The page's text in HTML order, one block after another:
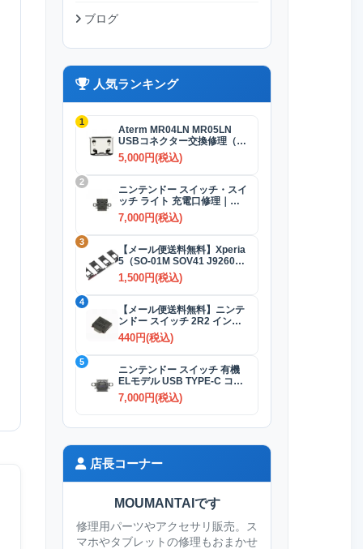
ブログ
人気ランキング
1
Aterm MR04LN MR05LN
USBコネクター交換修理（充
電）
5,000円(税込)
2
ニンテンドー スイッチ・スイ
ッチ ライト 充電口修理｜
USB-Cコネクター 交換修理
7,000円(税込)
3
【メール便送料無料】Xperia
5（SO-01M SOV41 J9260）
SIMカードトレイ 全4色
1,500円(税込)
4
【メール便送料無料】ニンテ
ンドー スイッチ 2R2 インダ
クタ(コイル)
440円(税込)
5
ニンテンドー スイッチ 有機
ELモデル USB TYPE-C コネ
クター交換修理
7,000円(税込)
店長コーナー
MOUMANTAIです
修理用パーツやアクセサリ販売。ス
マホやタブレットの修理もおまかせ